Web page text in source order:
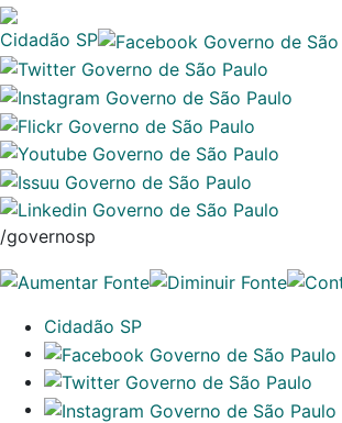
Cidadão SP
/governosp
Cidadão SP